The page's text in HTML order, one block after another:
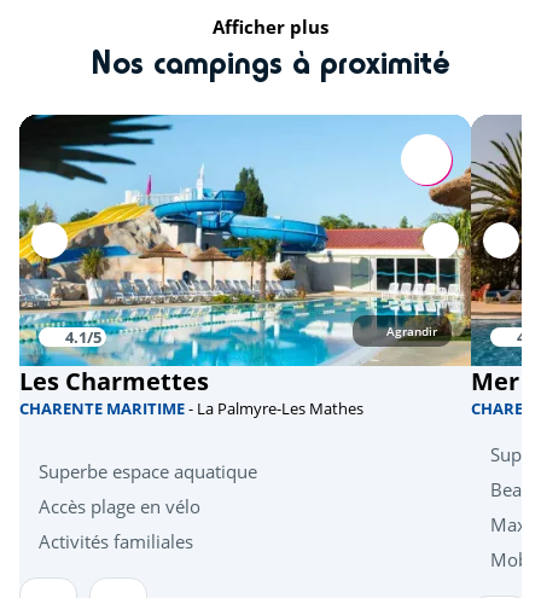
Plage la plus proche
Culture et patrimoine
Les îles Madame, d'Aix et d'Oléron <10km
Fort Boyard <11km
le Musée National de la Marine à
Rochefort
<40km
La Rochelle <90km
Afficher plus
Nos campings à proximité
4.1/5 Agrandir
Les Charmettes
CHARENTE MARITIME- La Palmyre-Les Mathes
Superbe espace aquatique
Accès plage en vélo
Activités familiales
Mer
Beau
Maxi